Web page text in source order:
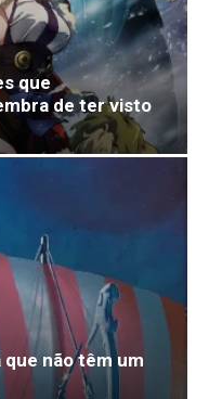
que
de ter visto
não têm um